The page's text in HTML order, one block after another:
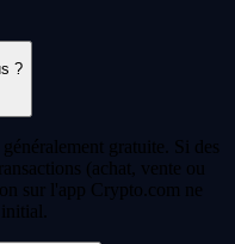
?
gratuite. Si des
(achat, vente ou
sur l'app Crypto.com ne